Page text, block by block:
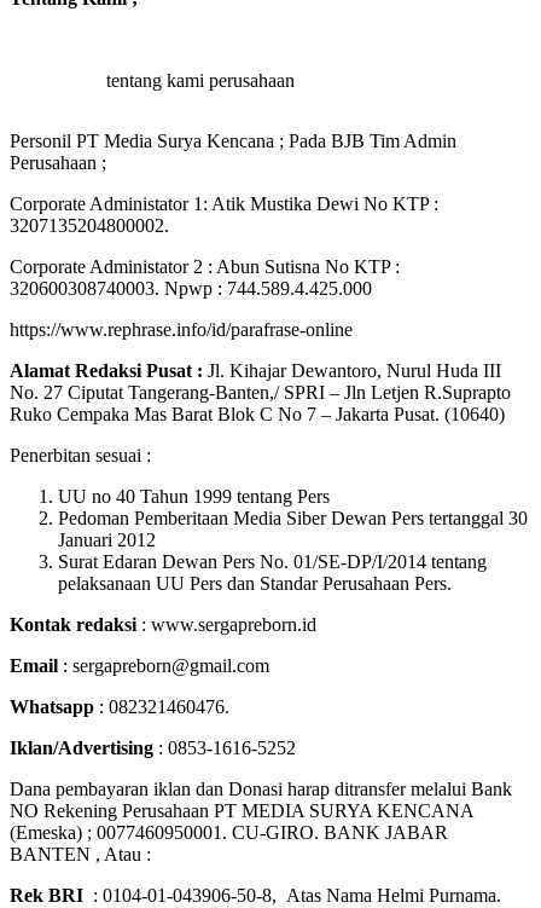
tentang kami perusahaan
Personil PT Media Surya Kencana ; Pada BJB Tim Admin
Perusahaan ;
Corporate Administator 1: Atik Mustika Dewi No KTP :
3207135204800002.
Corporate Administator 2 : Abun Sutisna No KTP :
320600308740003. Npwp : 744.589.4.425.000
https://www.rephrase.info/id/parafrase-online
Alamat Redaksi Pusat : Jl. Kihajar Dewantoro, Nurul Huda III
No. 27 Ciputat Tangerang-Banten,/ SPRI – Jln Letjen R.Suprapto
Ruko Cempaka Mas Barat Blok C No 7 – Jakarta Pusat. (10640)
Penerbitan sesuai :
UU no 40 Tahun 1999 tentang Pers
Pedoman Pemberitaan Media Siber Dewan Pers tertanggal 30
Januari 2012
Surat Edaran Dewan Pers No. 01/SE-DP/I/2014 tentang
pelaksanaan UU Pers dan Standar Perusahaan Pers.
Kontak redaksi : www.sergapreborn.id
Email : sergapreborn@gmail.com
Whatsapp : 082321460476.
Iklan/Advertising : 0853-1616-5252
Dana pembayaran iklan dan Donasi harap ditransfer melalui Bank
NO Rekening Perusahaan PT MEDIA SURYA KENCANA
(Emeska) ; 0077460950001. CU-GIRO. BANK JABAR
BANTEN , Atau :
Rek BRI : 0104-01-043906-50-8, Atas Nama Helmi Purnama.